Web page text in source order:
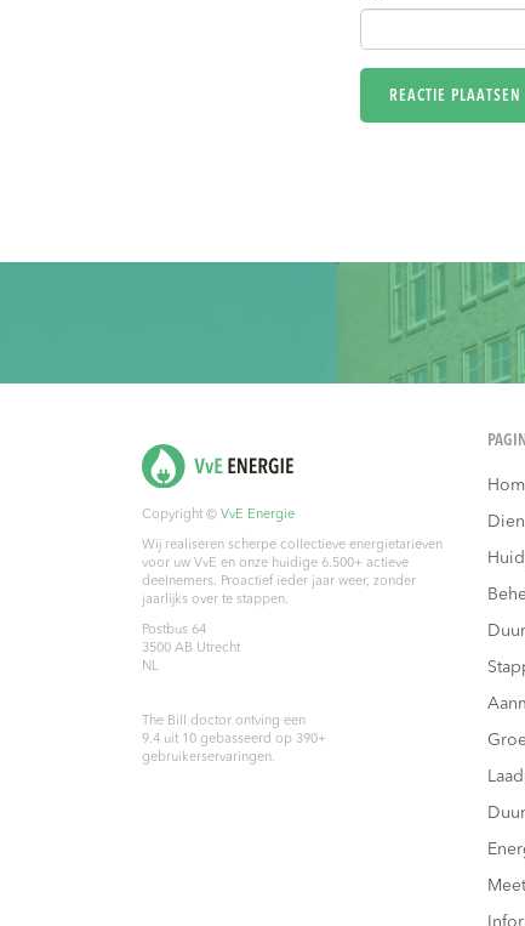
Copyright © VvE Energie
Wij realiseren scherpe collectieve energietarieven
voor uw VvE en onze huidige 6.500+ actieve
deelnemers. Proactief ieder jaar weer, zonder
jaarlijks over te stappen.
Postbus 64
3500 AB Utrecht
NL
The Bill doctor ontving een
9.4 uit 10 gebasseerd op 390+
gebruikerservaringen.